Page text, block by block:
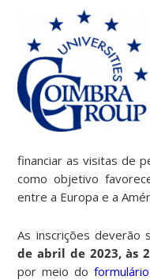
financiar as visitas de
como objetivo
entre a Europa e a
As inscrições deverão
de abril de 2023, às
por meio do